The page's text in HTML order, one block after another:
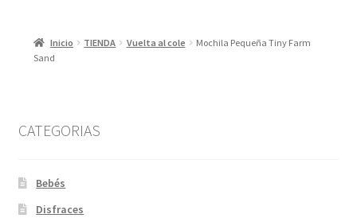
Inicio TIENDA Vuelta al cole
Mochila Pequeña Tiny Farm
Sand
CATEGORIAS
Bebés
Disfraces